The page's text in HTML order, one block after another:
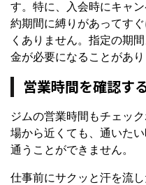
す。特に、入会時にキャ
約期間に縛りがあってす
くありません。指定の期
金が必要になることがあり
営業時間を確認す
ジムの営業時間もチェッ
場から近くても、通いた
通うことができません。
仕事前にサクッと汗を流